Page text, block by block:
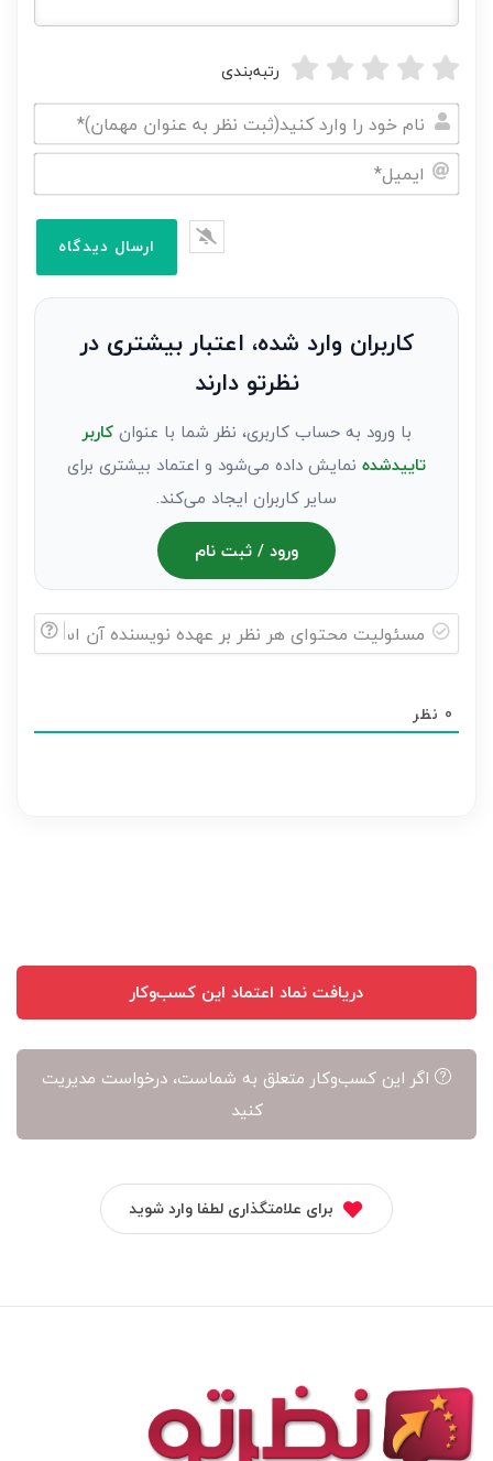
رتبه‌بندی
نام
خود
نظر
کاربران وارد شده، اعتبار بیشتری در
نظرتو دارند
با ورود به حساب کاربری، نظر شما با عنوانکاربر
تاییدشده نمایش داده می‌شود و اعتماد بیشتری برای
سایر کاربران ایجاد می‌کند.
ورود / ثبت نام
هر
0 نظر
دریافت نماد اعتماد این کسب‌وکار
اگر این کسب‌وکار متعلق به شماست، درخواست مدیریت
کنید
برای علامتگذاری لطفا وارد شوید